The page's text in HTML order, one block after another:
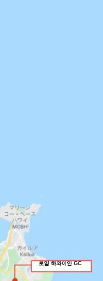
로얄 하와이안 GC